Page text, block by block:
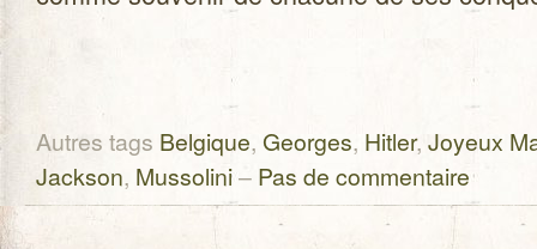
Autres tags Belgique, Georges, Hitler, Joyeux
Jackson, Mussolini– Pas de commentaire